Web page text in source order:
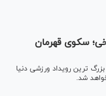
21 فینال تاریخی؛ سکوی قهرمان
دوره بزرگ ترین رویداد ورزشی دنیا
شد.